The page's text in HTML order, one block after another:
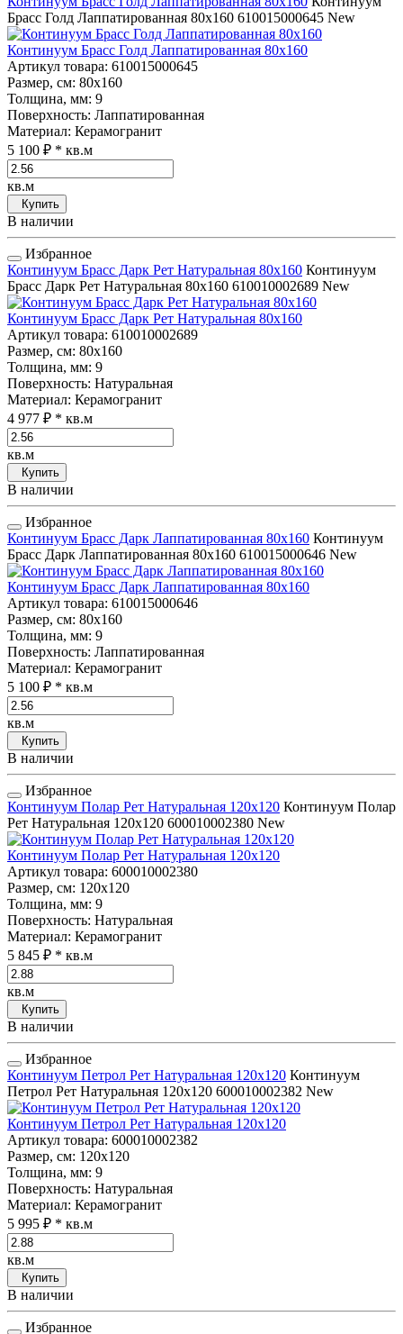
Брасс Голд Лаппатированная 80x160 610015000645 New
Континуум Брасс Голд Лаппатированная 80x160
Артикул товара: 610015000645
Размер, см: 80x160
Толщина, мм: 9
Поверхность: Лаппатированная
Материал: Керамогранит
5 100 ₽ * кв.м
кв.м
Купить
В наличии
Избранное
Континуум Брасс Дарк Рет Натуральная 80x160 Континуум
Брасс Дарк Рет Натуральная 80x160 610010002689 New
Континуум Брасс Дарк Рет Натуральная 80x160
Артикул товара: 610010002689
Размер, см: 80x160
Толщина, мм: 9
Поверхность: Натуральная
Материал: Керамогранит
4 977 ₽ * кв.м
кв.м
Купить
В наличии
Избранное
Континуум Брасс Дарк Лаппатированная 80x160 Континуум
Брасс Дарк Лаппатированная 80x160 610015000646 New
Континуум Брасс Дарк Лаппатированная 80x160
Артикул товара: 610015000646
Размер, см: 80x160
Толщина, мм: 9
Поверхность: Лаппатированная
Материал: Керамогранит
5 100 ₽ * кв.м
кв.м
Купить
В наличии
Избранное
Континуум Полар Рет Натуральная 120x120 Континуум Полар
Рет Натуральная 120x120 600010002380 New
Континуум Полар Рет Натуральная 120x120
Артикул товара: 600010002380
Размер, см: 120x120
Толщина, мм: 9
Поверхность: Натуральная
Материал: Керамогранит
5 845 ₽ * кв.м
кв.м
Купить
В наличии
Избранное
Континуум Петрол Рет Натуральная 120x120 Континуум
Петрол Рет Натуральная 120x120 600010002382 New
Континуум Петрол Рет Натуральная 120x120
Артикул товара: 600010002382
Размер, см: 120x120
Толщина, мм: 9
Поверхность: Натуральная
Материал: Керамогранит
5 995 ₽ * кв.м
кв.м
Купить
В наличии
Избранное